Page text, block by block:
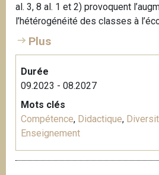
al. 3, 8 al. 1 et 2) provoquent
l’hétérogénéité des classes à
Plus
Durée
09.2023 - 08.2027
Mots clés
Compétence, Didactique,
Enseignement